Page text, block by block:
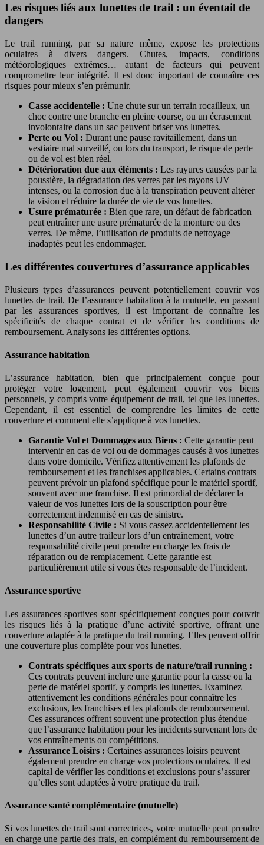
Les risques liés aux lunettes de trail : un éventail de
dangers
Le trail running, par sa nature même, expose les protections
oculaires à divers dangers. Chutes, impacts, conditions
météorologiques extrêmes… autant de facteurs qui peuvent
compromettre leur intégrité. Il est donc important de connaître ces
risques pour mieux s’en prémunir.
Casse accidentelle : Une chute sur un terrain rocailleux, un
choc contre une branche en pleine course, ou un écrasement
involontaire dans un sac peuvent briser vos lunettes.
Perte ou Vol : Durant une pause ravitaillement, dans un
vestiaire mal surveillé, ou lors du transport, le risque de perte
ou de vol est bien réel.
Détérioration due aux éléments : Les rayures causées par la
poussière, la dégradation des verres par les rayons UV
intenses, ou la corrosion due à la transpiration peuvent altérer
la vision et réduire la durée de vie de vos lunettes.
Usure prématurée : Bien que rare, un défaut de fabrication
peut entraîner une usure prématurée de la monture ou des
verres. De même, l’utilisation de produits de nettoyage
inadaptés peut les endommager.
Les différentes couvertures d’assurance applicables
Plusieurs types d’assurances peuvent potentiellement couvrir vos
lunettes de trail. De l’assurance habitation à la mutuelle, en passant
par les assurances sportives, il est important de connaître les
spécificités de chaque contrat et de vérifier les conditions de
remboursement. Analysons les différentes options.
Assurance habitation
L’assurance habitation, bien que principalement conçue pour
protéger votre logement, peut également couvrir vos biens
personnels, y compris votre équipement de trail, tel que les lunettes.
Cependant, il est essentiel de comprendre les limites de cette
couverture et comment elle s’applique à vos lunettes.
Garantie Vol et Dommages aux Biens : Cette garantie peut
intervenir en cas de vol ou de dommages causés à vos lunettes
dans votre domicile. Vérifiez attentivement les plafonds de
remboursement et les franchises applicables. Certains contrats
peuvent prévoir un plafond spécifique pour le matériel sportif,
souvent avec une franchise. Il est primordial de déclarer la
valeur de vos lunettes lors de la souscription pour être
correctement indemnisé en cas de sinistre.
Responsabilité Civile : Si vous cassez accidentellement les
lunettes d’un autre traileur lors d’un entraînement, votre
responsabilité civile peut prendre en charge les frais de
réparation ou de remplacement. Cette garantie est
particulièrement utile si vous êtes responsable de l’incident.
Assurance sportive
Les assurances sportives sont spécifiquement conçues pour couvrir
les risques liés à la pratique d’une activité sportive, offrant une
couverture adaptée à la pratique du trail running. Elles peuvent offrir
une couverture plus complète pour vos lunettes.
Contrats spécifiques aux sports de nature/trail running :
Ces contrats peuvent inclure une garantie pour la casse ou la
perte de matériel sportif, y compris les lunettes. Examinez
attentivement les conditions générales pour connaître les
exclusions, les franchises et les plafonds de remboursement.
Ces assurances offrent souvent une protection plus étendue
que l’assurance habitation pour les incidents survenant lors de
vos entraînements ou compétitions.
Assurance Loisirs : Certaines assurances loisirs peuvent
également prendre en charge vos protections oculaires. Il est
capital de vérifier les conditions et exclusions pour s’assurer
qu’elles sont adaptées à votre pratique du trail.
Assurance santé complémentaire (mutuelle)
Si vos lunettes de trail sont correctrices, votre mutuelle peut prendre
en charge une partie des frais, en complément du remboursement de